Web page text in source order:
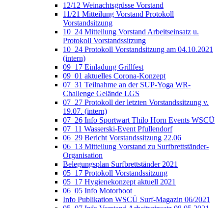
12/12 Weinachtsgrüsse Vorstand
11/21 Mitteilung Vorstand Protokoll
Vorstandsitzung
10_24 Mitteilung Vorstand Arbeitseinsatz u.
Protokoll Vorstandssitzung
10_24 Protokoll Vorstandsitzung am 04.10.2021
(intern)
09_17 Einladung Grillfest
09_01 aktuelles Corona-Konzept
07_31 Teilnahme an der SUP-Yoga WR-
Challenge Gelände LGS
07_27 Protokoll der letzten Vorstandssitzung v.
19.07. (intern)
07_26 Info Sportwart Thilo Horn Events WSCÜ
07_11 Wasserski-Event Pfullendorf
06_29 Bericht Vorstandssitzung 22.06
06_13 Mitteilung Vorstand zu Surfbrettständer-
Organisation
Belegungsplan Surfbrettständer 2021
05_17 Protokoll Vorstandssitzung
05_17 Hygienekonzept aktuell 2021
06_05 Info Motorboot
Info Publikation WSCÜ Surf-Magazin 06/2021